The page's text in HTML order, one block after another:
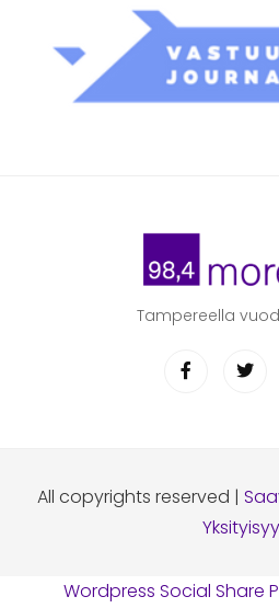
Tampereella
All copyrights reserved |
Wordpress Social Share